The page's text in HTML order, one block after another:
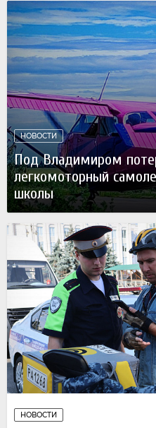
НОВОСТИ
Под Владимиром
легкомоторный
школы
НОВОСТИ